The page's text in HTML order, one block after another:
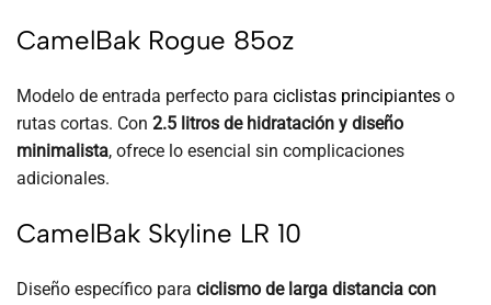
CamelBak Rogue 85oz
Modelo de entrada perfecto para ciclistas principiantes o
rutas cortas. Con 2.5 litros de hidratación y diseño
minimalista, ofrece lo esencial sin complicaciones
adicionales.
CamelBak Skyline LR 10
Diseño específico para ciclismo de larga distancia con